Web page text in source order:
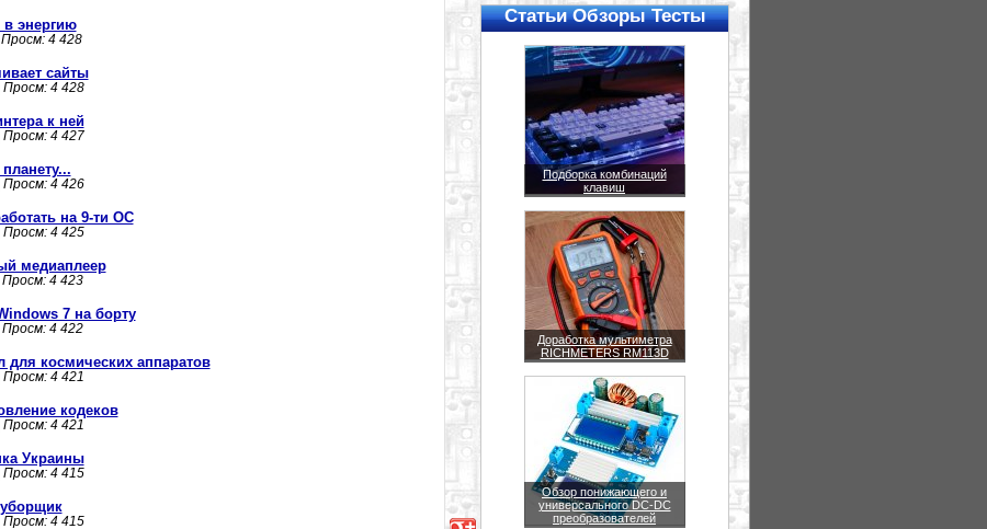
энергию
4 428
сайты
4 428
к ней
4 427
4 426
на 9-ти ОС
4 425
медиаплеер
4 423
7 на борту
4 422
для космических аппаратов
4 421
кодеков
4 421
Украины
4 415
4 415
Статьи Обзоры Тесты
Подборка комбинаций
клавиш
Доработка мультиметра
RICHMETERS RM113D
Обзор понижающего и
универсального DC-DC
преобразователей